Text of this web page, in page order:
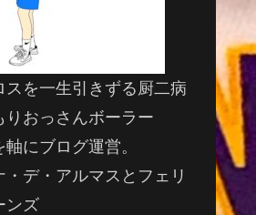
スを一生引きずる厨二病
りおっさんボーラー
にブログ運営。
デ・アルマスとフェリ
ンズ